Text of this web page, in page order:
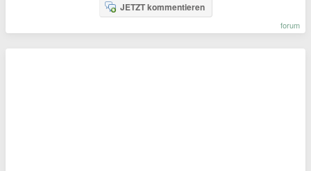
JETZT kommentieren
forum